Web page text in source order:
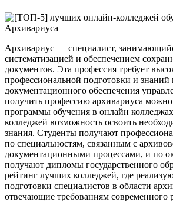
Архивариус — специалист,
систематизацией и обеспечением
документов. Эта профессия требует
профессиональной подготовки и знаний
документационного обеспечения
получить профессию архивариуса
программы обучения в онлайн
колледжей возможность освоить
знания. Студенты получают
по специальностям, связанным с
документационными процессами, и по
получают дипломы государственного
рейтинг лучших колледжей, где
подготовки специалистов в области
отвечающие требованиям современного